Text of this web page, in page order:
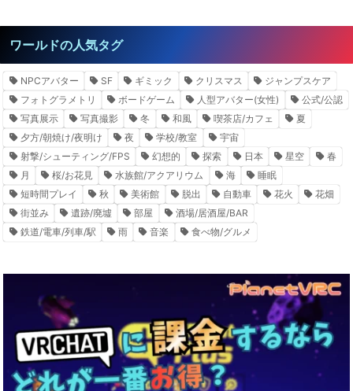
ワールドの人気タグ
NPCアバター SF ギミック クリスマス
ジャンプスケア
フォトグラメトリ
ボードゲーム 人型アバター(女性)
公式/公認
写真展示
写真撮影 冬 和風 喫茶店/カフェ
夏
夕方/朝焼け/夜明け
夜 学校/教室
宇宙
射撃/シューティング/FPS
幻想的 探索 日本 星空
春
月
桜/お花見 水族館/アクアリウム 海
睡眠
短時間プレイ
秋 美術館 脱出 自動車 花火
花畑
街並み
遺跡/廃墟 部屋
酒場/居酒屋/BAR
鉄道/電車/列車/駅
雨 音楽 食べ物/グルメ